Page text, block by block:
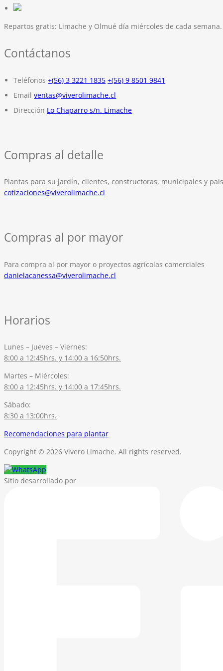
Repartos gratis: Limache y Olmué día miércoles de cada semana.
Contáctanos
Teléfonos +(56) 3 3221 1835 +(56) 9 8501 9841
Email ventas@viverolimache.cl
Dirección Lo Chaparro s/n. Limache
Compras al detalle
Plantas para su jardín, clientes, constructoras, municipales y
cotizaciones@viverolimache.cl
Compras al por mayor
Para compra al por mayor o proyectos agrícolas comerciales
danielacanessa@viverolimache.cl
Horarios
Lunes – Jueves – Viernes:
8:00 a 12:45hrs. y 14:00 a 16:50hrs.
Martes – Miércoles:
8:00 a 12:45hrs. y 14:00 a 17:45hrs.
Sábado:
8:30 a 13:00hrs.
Recomendaciones para plantar
Copyright © 2026 Vivero Limache. All rights reserved.
Sitio desarrollado por